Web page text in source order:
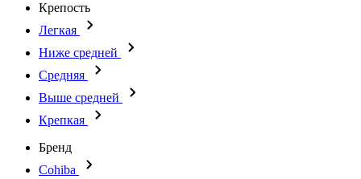
Крепость
Легкая
Ниже средней
Средняя
Выше средней
Крепкая
Бренд
Cohiba